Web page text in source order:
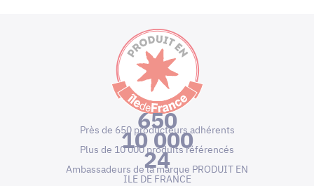
650
Près de 650 producteurs adhérents
10 000
Plus de 10 000 produits référencés
24
Ambassadeurs de la marque PRODUIT EN
ILE DE FRANCE